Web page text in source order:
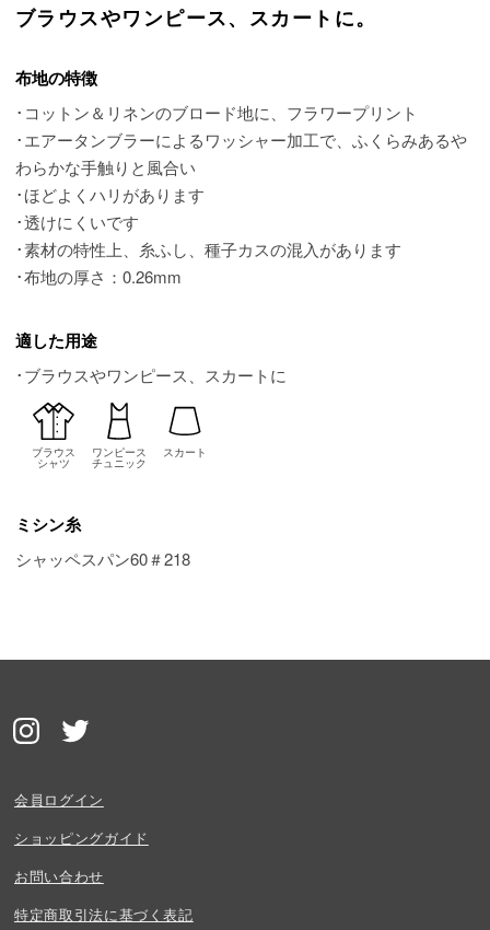
ブラウスやワンピース、スカートに。
布地の特徴
･コットン＆リネンのブロード地に、フラワープリント
･エアータンブラーによるワッシャー加工で、ふくらみあるや
わらかな手触りと風合い
･ほどよくハリがあります
･透けにくいです
･素材の特性上、糸ふし、種子カスの混入があります
･布地の厚さ：0.26mm
適した用途
･ブラウスやワンピース、スカートに
ブラウス
シャツ
ワンピース
チュニック
スカート
ミシン糸
シャッペスパン60＃218
会員ログイン
ショッピングガイド
お問い合わせ
特定商取引法に基づく表記